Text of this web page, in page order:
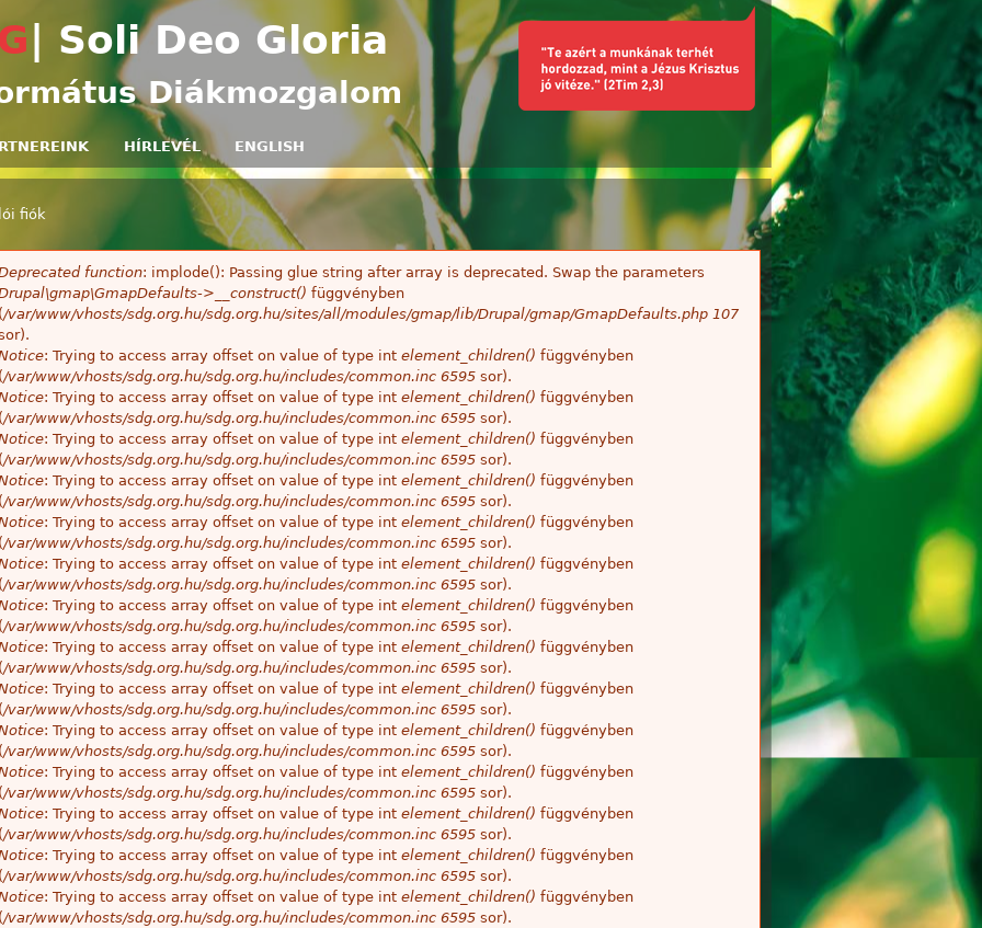
Ugrás a tartalomra
| Soli Deo Gloria
Diákmozgalom
HÍRLEVÉL ENGLISH
hely
fiók
function: implode(): Passing glue string after array is deprecated. Swap the parameters
>__construct() függvényben
(/var/www/vhosts/sdg.org.hu/sdg.org.hu/sites/all/modules/gmap/lib/Drupal/gmap/GmapDefaults.php 107
: Trying to access array offset on value of type int element_children() függvényben
(/var/www/vhosts/sdg.org.hu/sdg.org.hu/includes/common.inc 6595 sor).
: Trying to access array offset on value of type int element_children() függvényben
(/var/www/vhosts/sdg.org.hu/sdg.org.hu/includes/common.inc 6595 sor).
: Trying to access array offset on value of type int element_children() függvényben
(/var/www/vhosts/sdg.org.hu/sdg.org.hu/includes/common.inc 6595 sor).
: Trying to access array offset on value of type int element_children() függvényben
(/var/www/vhosts/sdg.org.hu/sdg.org.hu/includes/common.inc 6595 sor).
: Trying to access array offset on value of type int element_children() függvényben
(/var/www/vhosts/sdg.org.hu/sdg.org.hu/includes/common.inc 6595 sor).
: Trying to access array offset on value of type int element_children() függvényben
(/var/www/vhosts/sdg.org.hu/sdg.org.hu/includes/common.inc 6595 sor).
: Trying to access array offset on value of type int element_children() függvényben
(/var/www/vhosts/sdg.org.hu/sdg.org.hu/includes/common.inc 6595 sor).
: Trying to access array offset on value of type int element_children() függvényben
(/var/www/vhosts/sdg.org.hu/sdg.org.hu/includes/common.inc 6595 sor).
: Trying to access array offset on value of type int element_children() függvényben
(/var/www/vhosts/sdg.org.hu/sdg.org.hu/includes/common.inc 6595 sor).
: Trying to access array offset on value of type int element_children() függvényben
(/var/www/vhosts/sdg.org.hu/sdg.org.hu/includes/common.inc 6595 sor).
: Trying to access array offset on value of type int element_children() függvényben
(/var/www/vhosts/sdg.org.hu/sdg.org.hu/includes/common.inc 6595 sor).
: Trying to access array offset on value of type int element_children() függvényben
(/var/www/vhosts/sdg.org.hu/sdg.org.hu/includes/common.inc 6595 sor).
: Trying to access array offset on value of type int element_children() függvényben
(/var/www/vhosts/sdg.org.hu/sdg.org.hu/includes/common.inc 6595 sor).
: Trying to access array offset on value of type int element_children() függvényben
(/var/www/vhosts/sdg.org.hu/sdg.org.hu/includes/common.inc 6595 sor).